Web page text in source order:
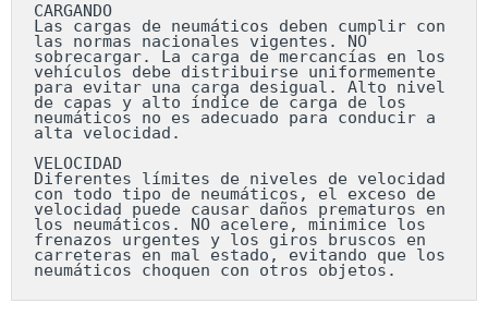
CARGANDO
Las cargas de neumáticos deben cumplir con
las normas nacionales vigentes. NO
sobrecargar. La carga de mercancías en los
vehículos debe distribuirse uniformemente
para evitar una carga desigual. Alto nivel
de capas y alto índice de carga de los
neumáticos no es adecuado para conducir a
alta velocidad.
VELOCIDAD
Diferentes límites de niveles de velocidad
con todo tipo de neumáticos, el exceso de
velocidad puede causar daños prematuros en
los neumáticos. NO acelere, minimice los
frenazos urgentes y los giros bruscos en
carreteras en mal estado, evitando que los
neumáticos choquen con otros objetos.